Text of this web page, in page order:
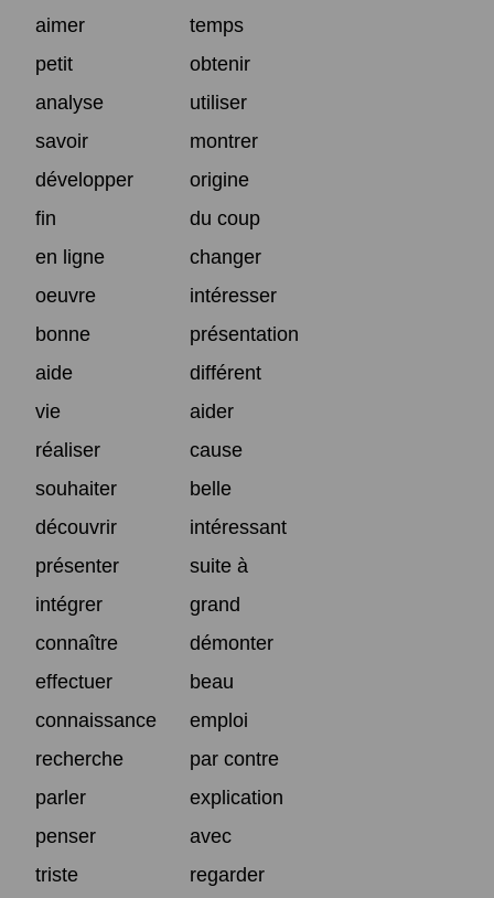
aimer
temps
petit
obtenir
analyse
utiliser
savoir
montrer
développer
origine
fin
du coup
en ligne
changer
oeuvre
intéresser
bonne
présentation
aide
différent
vie
aider
réaliser
cause
souhaiter
belle
découvrir
intéressant
présenter
suite à
intégrer
grand
connaître
démonter
effectuer
beau
connaissance
emploi
recherche
par contre
parler
explication
penser
avec
triste
regarder